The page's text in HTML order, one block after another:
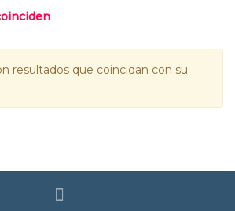
resultados que coincidan con su